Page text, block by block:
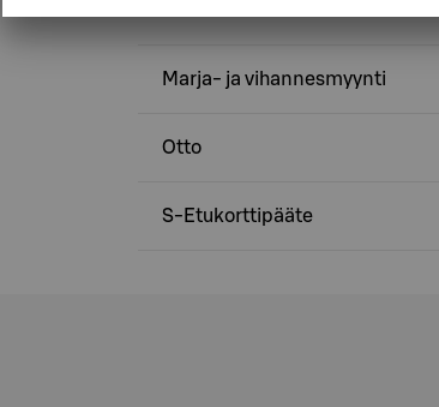
Marja- ja vihannesmyynti
Otto
S-Etukorttipääte